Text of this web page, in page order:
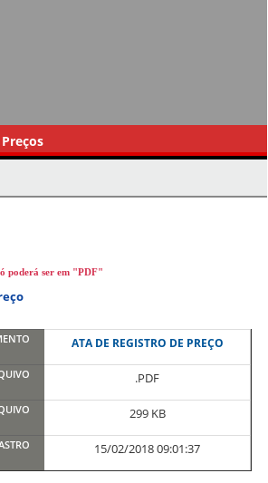
poderá ser em "PDF"
ATA DE REGISTRO DE PREÇO
.PDF
299 KB
15/02/2018 09:01:37